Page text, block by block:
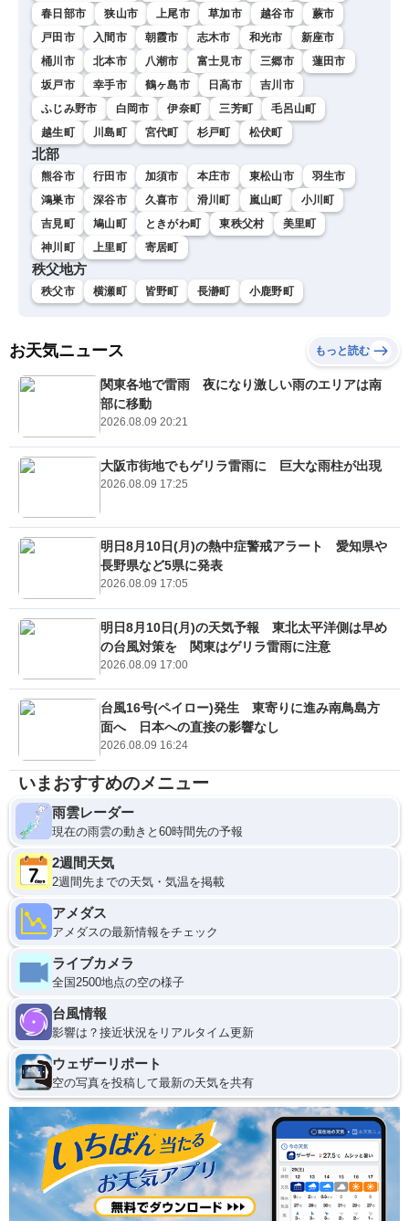
春日部市 狭山市 上尾市 草加市 越谷市
蕨市
戸田市
入間市 朝霞市 志木市 和光市
新座市
桶川市
北本市 八潮市 富士見市 三郷市
蓮田市
坂戸市
幸手市 鶴ヶ島市 日高市
吉川市
ふじみ野市
白岡市 伊奈町 三芳町
毛呂山町
越生町
川島町 宮代町 杉戸町 松伏町
北部
熊谷市 行田市 加須市 本庄市 東松山市
羽生市
鴻巣市
深谷市 久喜市 滑川町 嵐山町
小川町
吉見町
鳩山町 ときがわ町 東秩父村
美里町
神川町
上里町 寄居町
秩父地方
秩父市 横瀬町 皆野町 長瀞町 小鹿野町
お天気ニュース もっと読む
関東各地で雷雨 夜になり激しい雨のエリアは南
部に移動
2026.08.09 20:21
大阪市街地でもゲリラ雷雨に 巨大な雨柱が出現
2026.08.09 17:25
明日8月10日(月)の熱中症警戒アラート 愛知県や
長野県など5県に発表
2026.08.09 17:05
明日8月10日(月)の天気予報 東北太平洋側は早め
の台風対策を 関東はゲリラ雷雨に注意
2026.08.09 17:00
台風16号(ペイロー)発生 東寄りに進み南鳥島方
面へ 日本への直接の影響なし
2026.08.09 16:24
いまおすすめのメニュー
雨雲レーダー
現在の雨雲の動きと60時間先の予報
2週間天気
2週間先までの天気・気温を掲載
アメダス
アメダスの最新情報をチェック
ライブカメラ
全国2500地点の空の様子
台風情報
影響は？接近状況をリアルタイム更新
ウェザーリポート
空の写真を投稿して最新の天気を共有